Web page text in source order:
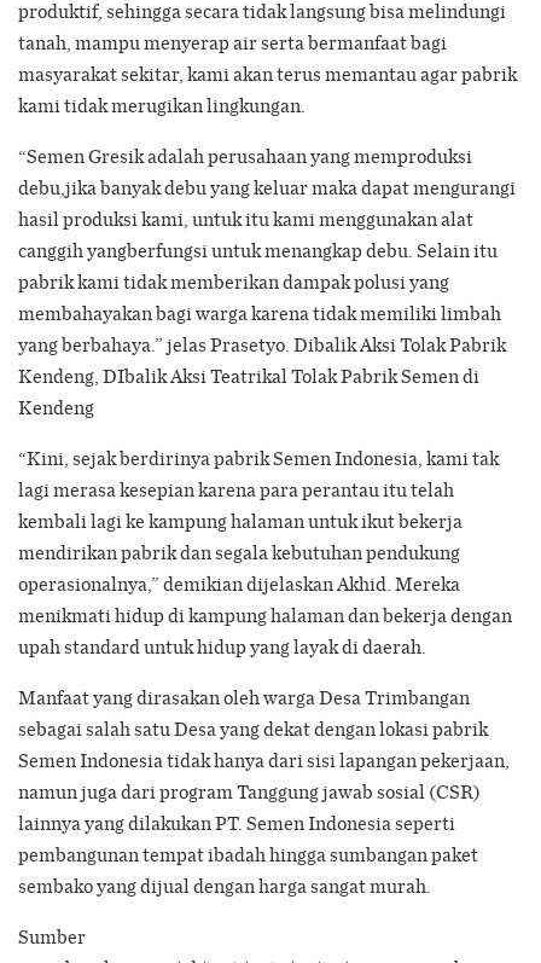
produktif, sehingga secara tidak langsung bisa melindungi
tanah, mampu menyerap air serta bermanfaat bagi
masyarakat sekitar, kami akan terus memantau agar pabrik
kami tidak merugikan lingkungan.
“Semen Gresik adalah perusahaan yang memproduksi
debu,jika banyak debu yang keluar maka dapat mengurangi
hasil produksi kami, untuk itu kami menggunakan alat
canggih yangberfungsi untuk menangkap debu. Selain itu
pabrik kami tidak memberikan dampak polusi yang
membahayakan bagi warga karena tidak memiliki limbah
yang berbahaya.” jelas Prasetyo. Dibalik Aksi Tolak Pabrik
Kendeng, DIbalik Aksi Teatrikal Tolak Pabrik Semen di
Kendeng
“Kini, sejak berdirinya pabrik Semen Indonesia, kami tak
lagi merasa kesepian karena para perantau itu telah
kembali lagi ke kampung halaman untuk ikut bekerja
mendirikan pabrik dan segala kebutuhan pendukung
operasionalnya,” demikian dijelaskan Akhid. Mereka
menikmati hidup di kampung halaman dan bekerja dengan
upah standard untuk hidup yang layak di daerah.
Manfaat yang dirasakan oleh warga Desa Trimbangan
sebagai salah satu Desa yang dekat dengan lokasi pabrik
Semen Indonesia tidak hanya dari sisi lapangan pekerjaan,
namun juga dari program Tanggung jawab sosial (CSR)
lainnya yang dilakukan PT. Semen Indonesia seperti
pembangunan tempat ibadah hingga sumbangan paket
sembako yang dijual dengan harga sangat murah.
Sumber